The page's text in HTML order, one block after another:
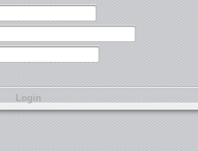
Login